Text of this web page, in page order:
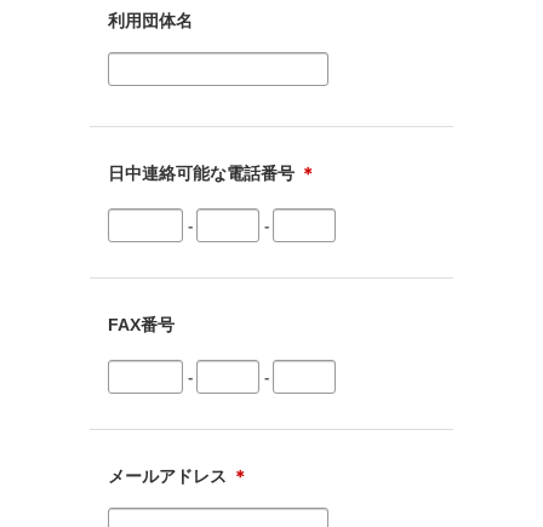
利用団体名
日中連絡可能な電話番号 ＊
- -
FAX番号
- -
メールアドレス ＊